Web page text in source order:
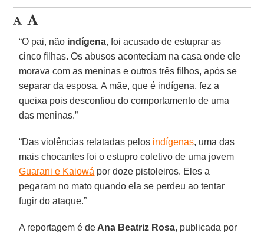
“O pai, não indígena, foi acusado de estuprar as
cinco filhas. Os abusos aconteciam na casa onde ele
morava com as meninas e outros três filhos, após se
separar da esposa. A mãe, que é indígena, fez a
queixa pois desconfiou do comportamento de uma
das meninas.”
“Das violências relatadas pelos indígenas, uma das
mais chocantes foi o estupro coletivo de uma jovem
Guarani e Kaiowá por doze pistoleiros. Eles a
pegaram no mato quando ela se perdeu ao tentar
fugir do ataque.”
A reportagem é de Ana Beatriz Rosa, publicada por